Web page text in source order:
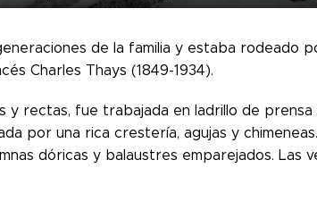
de la familia y estaba rodeado
Charles Thays (1849-1934).
y rectas, fue trabajada en ladrillo de prensa
por una rica crestería, agujas y
dóricas y balaustres emparejados. Las